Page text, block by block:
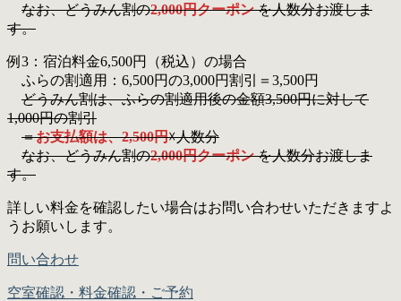
なお、どうみん割の2,000円クーポンを人数分お渡しま
す。
例3：宿泊料金6,500円（税込）の場合
ふらの割適用：6,500円の3,000円割引＝3,500円
どうみん割は、ふらの割適用後の金額3,500円に対して
1,000円の割引
＝お支払額は、2,500円☓人数分
なお、どうみん割の2,000円クーポンを人数分お渡しま
す。
詳しい料金を確認したい場合はお問い合わせいただきますよ
うお願いします。
問い合わせ
空室確認・料金確認・ご予約